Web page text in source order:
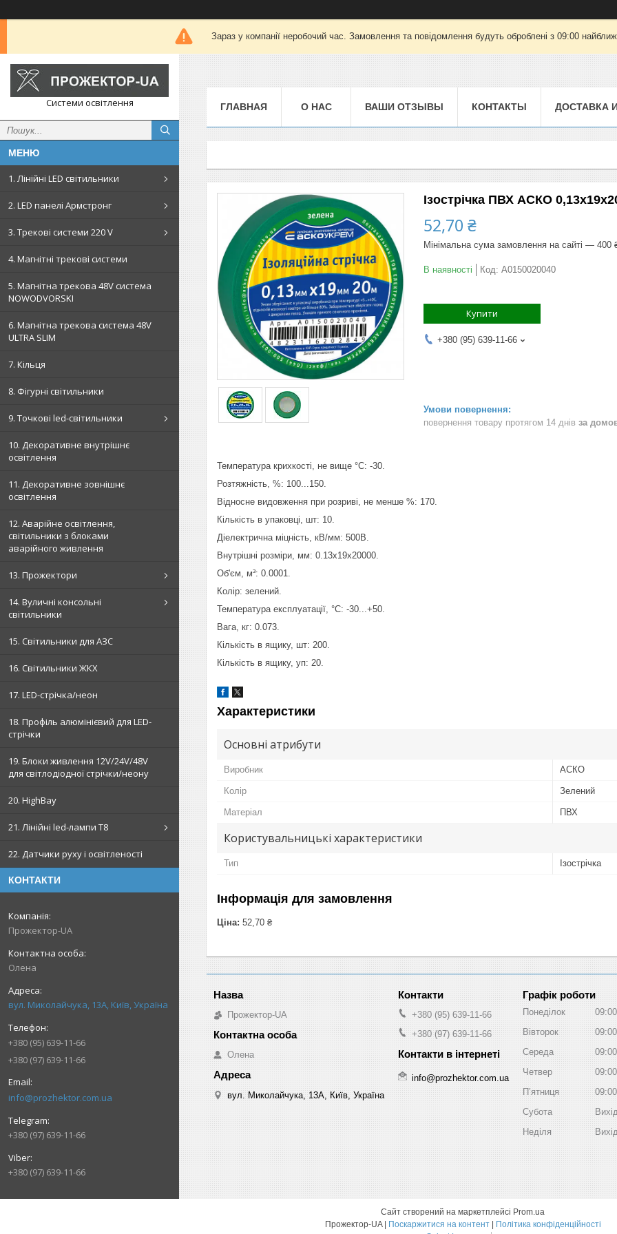
Зараз у компанії неробочий час. Замовлення та повідомлення будуть оброблені з 09:00
Системи освітлення
1. Лінійні LED світильники
2. LED панелі Армстронг
3. Трекові системи 220 V
4. Магнітні трекові системи
5. Магнітна трекова 48V система
NOWODVORSKI
6. Магнітна трекова система 48V
ULTRA SLIM
7. Кільця
8. Фігурні світильники
9. Точкові led-світильники
10. Декоративне внутрішнє
освітлення
11. Декоративне зовнішнє
освітлення
12. Аварійне освітлення,
світильники з блоками
аварійного живлення
13. Прожектори
14. Вуличні консольні
світильники
15. Світильники для АЗС
16. Світильники ЖКХ
17. LED-стрічка/неон
18. Профіль алюмінієвий для LED-
стрічки
19. Блоки живлення 12V/24V/48V
для світлодіодної стрічки/неону
20. HighBay
21. Лінійні led-лампи T8
22. Датчики руху і освітленості
КОНТАКТИ
Прожектор-UA
Олена
вул. Миколайчука, 13А, Київ, Україна
+380 (95) 639-11-66
+380 (97) 639-11-66
info@prozhektor.com.ua
+380 (97) 639-11-66
+380 (97) 639-11-66
ГЛАВНАЯ О НАС ВАШИ ОТЗЫВЫ КОНТАКТЫ ДОСТАВКА
Ізострічка ПВХ АСКО
52,70 ₴
Мінімальна сума замовлення на сайті — 400
В наявності Код: A0150020040
Купити
+380 (95) 639-11-66
повернення товару протягом 14 днів за
Температура крихкості, не вище °С: -30.
Розтяжність, %: 100...150.
Відносне видовження при розриві, не менше %: 170.
Кількість в упаковці, шт: 10.
Діелектрична міцність, кВ/мм: 500В.
Внутрішні розміри, мм: 0.13х19х20000.
Об'єм, м³: 0.0001.
Колір: зелений.
Температура експлуатації, °С: -30...+50.
Вага, кг: 0.073.
Кількість в ящику, шт: 200.
Кількість в ящику, уп: 20.
Характеристики
Основні атрибути
Виробник АСКО
Колір Зелений
Матеріал ПВХ
Користувальницькі характеристики
Тип Ізострічка
Інформація для замовлення
Ціна: 52,70 ₴
Прожектор-UA
Олена
вул. Миколайчука, 13А, Київ, Україна
+380 (95) 639-11-66
+380 (97) 639-11-66
info@prozhektor.com.ua
Графік роботи
Понеділок 09:00
Вівторок
09:00
Середа
09:00
Четвер
09:00
Пʼятниця
09:00
Субота
Неділя
Сайт створений на маркетплейсі Prom.ua
Прожектор-UA | Поскаржитися на контент | Політика конфіденційності